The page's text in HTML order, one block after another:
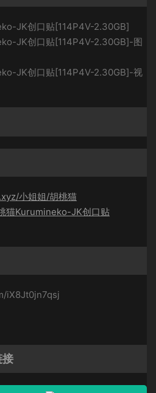
JK创口贴[114P4V-2.30GB]
JK创口贴[114P4V-2.30GB]-图
JK创口贴[114P4V-2.30GB]-视
小姐姐/胡桃猫
猫Kurumineko-JK创口贴
iX8Jt0jn7qsj
接